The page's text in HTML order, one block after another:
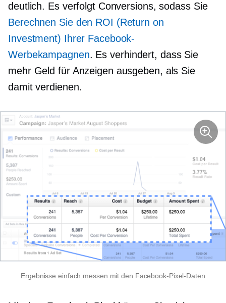
deutlich. Es verfolgt Conversions, sodass Sie
Berechnen Sie den ROI (Return on
Investment) Ihrer Facebook-
Werbekampagnen. Es verhindert, dass Sie
mehr Geld für Anzeigen ausgeben, als Sie
damit verdienen.
Ergebnisse einfach messen mit den Facebook-Pixel-Daten